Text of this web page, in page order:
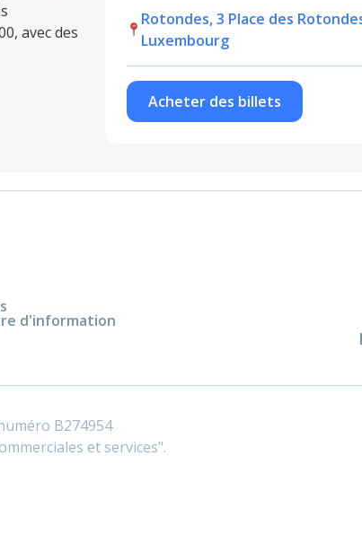
avec des
Rotondes, 3 Place des
Luxembourg
Acheter des billets
d'information
B274954
et services".